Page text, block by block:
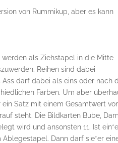
von Rummikup, aber es kann
werden als Ziehstapel in die Mitte
Reihen sind dabei
Ass darf dabei als eins oder nach
Farben. Um aber
Satz mit einem Gesamtwert
steht. Die Bildkarten Bube,
wird und ansonsten 11. Ist ein*e
Dann darf sie*er